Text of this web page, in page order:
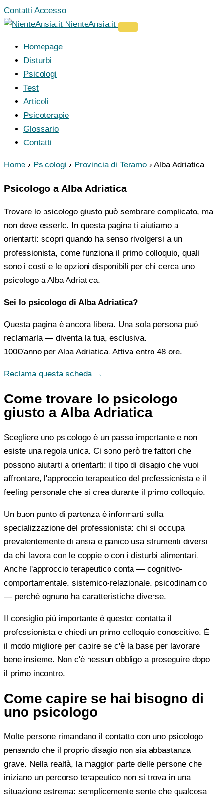
Vai
al
Contatti Accesso
NienteAnsia.it
Homepage
Disturbi
Psicologi
Test
Articoli
Psicoterapie
Glossario
Contatti
Home › Psicologi › Provincia di Teramo › Alba Adriatica
Psicologo a Alba Adriatica
Trovare lo psicologo giusto può sembrare complicato, ma
non deve esserlo. In questa pagina ti aiutiamo a
orientarti: scopri quando ha senso rivolgersi a un
professionista, come funziona il primo colloquio, quali
sono i costi e le opzioni disponibili per chi cerca uno
psicologo a Alba Adriatica.
Sei lo psicologo di Alba Adriatica?
Questa pagina è ancora libera. Una sola persona può
reclamarla — diventa la tua, esclusiva.
100€/anno per Alba Adriatica. Attiva entro 48 ore.
Reclama questa scheda →
Come trovare lo psicologo
giusto a Alba Adriatica
Scegliere uno psicologo è un passo importante e non
esiste una regola unica. Ci sono però tre fattori che
possono aiutarti a orientarti: il tipo di disagio che vuoi
affrontare, l'approccio terapeutico del professionista e il
feeling personale che si crea durante il primo colloquio.
Un buon punto di partenza è informarti sulla
specializzazione del professionista: chi si occupa
prevalentemente di ansia e panico usa strumenti diversi
da chi lavora con le coppie o con i disturbi alimentari.
Anche l'approccio terapeutico conta — cognitivo-
comportamentale, sistemico-relazionale, psicodinamico
— perché ognuno ha caratteristiche diverse.
Il consiglio più importante è questo: contatta il
professionista e chiedi un primo colloquio conoscitivo. È
il modo migliore per capire se c'è la base per lavorare
bene insieme. Non c'è nessun obbligo a proseguire dopo
il primo incontro.
Come capire se hai bisogno di
uno psicologo
Molte persone rimandano il contatto con uno psicologo
pensando che il proprio disagio non sia abbastanza
grave. Nella realtà, la maggior parte delle persone che
iniziano un percorso terapeutico non si trova in una
situazione estrema: semplicemente sente che qualcosa